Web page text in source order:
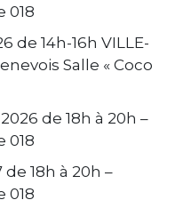
018
de 14h-16h VILLE-
Salle « Coco
de 18h à 20h –
018
18h à 20h –
018